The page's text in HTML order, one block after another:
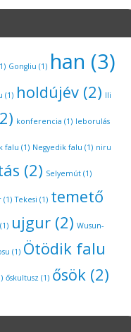
Gongliu (1) han (3)
(1) holdújév(2) Ili
konferencia (1) leborulás
falu (1) Negyedik falu (1) niru
(2) Selyemút(1)
(1) Tekesi (1) temető
ujgur(2) Wusun-
(1) Ötödik falu
őskultusz (1) ősök(2)